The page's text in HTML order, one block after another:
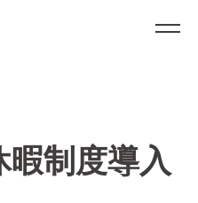
制度導入